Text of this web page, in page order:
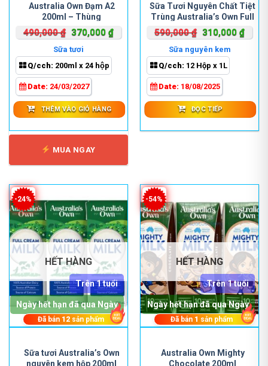
Australia Own Đạm A2
200ml – Thùng
490,000₫ Giá
gốc
là:
490,000 ₫.
370,000 ₫Giá
370,000 ₫.
Sữa tươi
Q/cch: 200ml x 24 hộp
Date: 24/03/2027
THÊM VÀO GIỎ HÀNG
MUA NGAY
Sữa Tươi Nguyên Chất Tiệt
Trùng Australia’s Own Full
Cream 1L
590,000₫ Giá
gốc
là:
590,000 ₫.
310,000 ₫Giá
Sữa nguyên kem
Q/cch: 12 Hộp x 1L
Date: 18/08/2025
ĐỌC TIẾP
-24%
HẾT HÀNG
Sữa tươi Australia’s Own
nguyên kem hộp 200ml
Trên 1 tuổi
Ngày hết hạn đã qua Ngày
Đã bán 12sản phẩm
-54%
HẾT HÀNG
Australia Own Mighty
Chocolate 200ml
Trên 1 tuổi
Ngày hết hạn đã qua Ngày
Đã bán 1 sản phẩm